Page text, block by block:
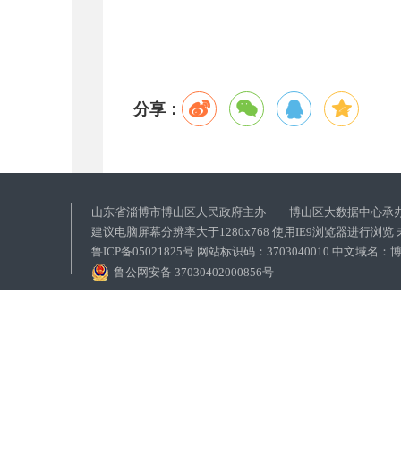
分享：
山东省淄博市博山区人民政府主办 博山区大数据中心承
建议电脑屏幕分辨率大于1280x768 使用IE9浏览器进行浏览
鲁ICP备05021825号 网站标识码：3703040010 中文域名：
鲁公网安备 37030402000856号